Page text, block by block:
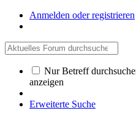
Anmelden oder registrieren
Nur Betreff
anzeigen
Erweiterte Suche